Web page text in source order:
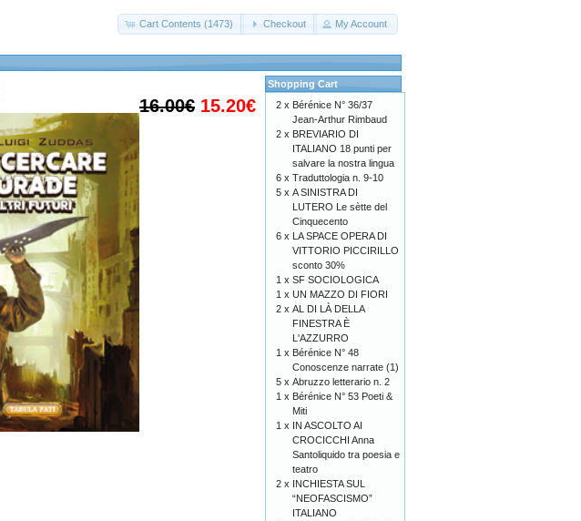
Cart Contents (1473) Checkout My Account
16.00€ 15.20€
Shopping Cart
2 x Bérénice N° 36/37
Jean-Arthur Rimbaud
2 x BREVIARIO DI
ITALIANO 18 punti per
salvare la nostra lingua
6 x Traduttologia n. 9-10
5 x A SINISTRA DI
LUTERO Le sètte del
Cinquecento
6 x LA SPACE OPERA DI
VITTORIO PICCIRILLO
sconto 30%
1 x SF SOCIOLOGICA
1 x UN MAZZO DI FIORI
2 x AL DI LÀ DELLA
FINESTRA È
L'AZZURRO
1 x Bérénice N° 48
Conoscenze narrate (1)
5 x Abruzzo letterario n. 2
1 x Bérénice N° 53 Poeti &
Miti
1 x IN ASCOLTO AI
CROCICCHI Anna
Santoliquido tra poesia e
teatro
2 x INCHIESTA SUL
“NEOFASCISMO”
ITALIANO